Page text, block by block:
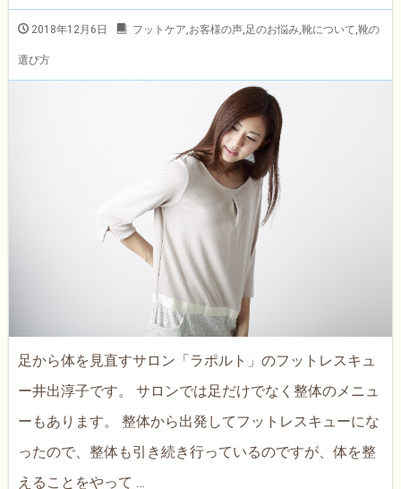
2018年12月6日 フットケア,お客様の声,足のお悩み,靴について,靴の
選び方
足から体を見直すサロン「ラポルト」のフットレスキュ
ー井出淳子です。 サロンでは足だけでなく整体のメニュ
ーもあります。 整体から出発してフットレスキューにな
ったので、整体も引き続き行っているのですが、体を整
えることをやって …